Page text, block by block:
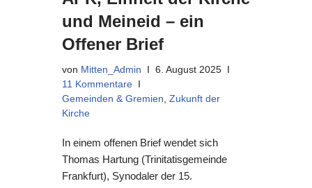
und Meineid – ein
Offener Brief
von Mitten_Admin
6. August 2025
11 Kommentare
Gemeinden & Gremien, Zukunft der
Kirche
In einem offenen Brief wendet sich
Thomas Hartung (Trinitatisgemeinde
Frankfurt), Synodaler der 15.